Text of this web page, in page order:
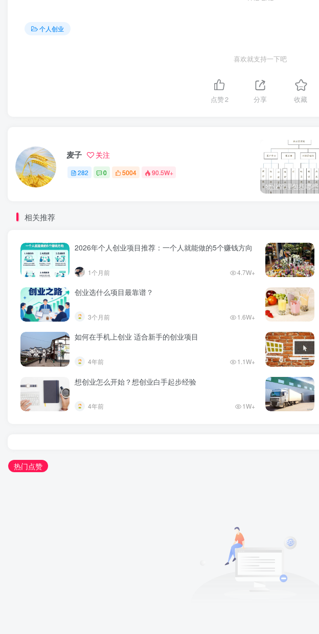
个人创业
喜欢就支持一下吧
点赞2 分享 收藏
麦子 关注
282 0 5004 90.5W+
物业管理包括哪些
相关推荐
2026年个人创业项目推荐：一个人就能做的5个赚钱方向
1个月前 4.7W+
创业选什么项目最靠谱？
3个月前 1.6W+
如何在手机上创业 适合新手的创业项目
4年前 1.1W+
想创业怎么开始？想创业白手起步经验
4年前 1W+
热门点赞